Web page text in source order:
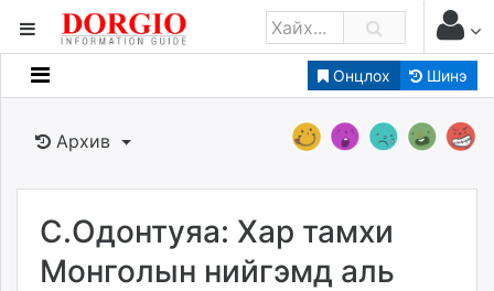
Онцлох Шинэ
Мэдээллийн
Банк санхүү
Бизнес ААН
Төрийн
Нийслэлийн
Архив
С.Одонтуяа: Хар тамхи
Монголын нийгэмд аль